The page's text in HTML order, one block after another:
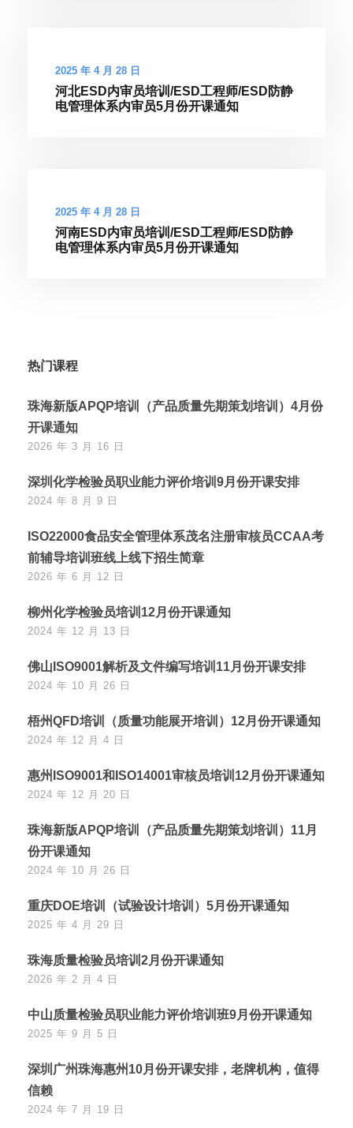
2025 年 4 月 28 日
河北ESD内审员培训/ESD工程师/ESD防静
电管理体系内审员5月份开课通知
2025 年 4 月 28 日
河南ESD内审员培训/ESD工程师/ESD防静
电管理体系内审员5月份开课通知
热门课程
珠海新版APQP培训（产品质量先期策划培训）4月份
开课通知
2026 年 3 月 16 日
深圳化学检验员职业能力评价培训9月份开课安排
2024 年 8 月 9 日
ISO22000食品安全管理体系茂名注册审核员CCAA考
前辅导培训班线上线下招生简章
2026 年 6 月 12 日
柳州化学检验员培训12月份开课通知
2024 年 12 月 13 日
佛山ISO9001解析及文件编写培训11月份开课安排
2024 年 10 月 26 日
梧州QFD培训（质量功能展开培训）12月份开课通知
2024 年 12 月 4 日
惠州ISO9001和ISO14001审核员培训12月份开课通知
2024 年 12 月 20 日
珠海新版APQP培训（产品质量先期策划培训）11月
份开课通知
2024 年 10 月 26 日
重庆DOE培训（试验设计培训）5月份开课通知
2025 年 4 月 29 日
珠海质量检验员培训2月份开课通知
2026 年 2 月 4 日
中山质量检验员职业能力评价培训班9月份开课通知
2025 年 9 月 5 日
深圳广州珠海惠州10月份开课安排，老牌机构，值得
信赖
2024 年 7 月 19 日